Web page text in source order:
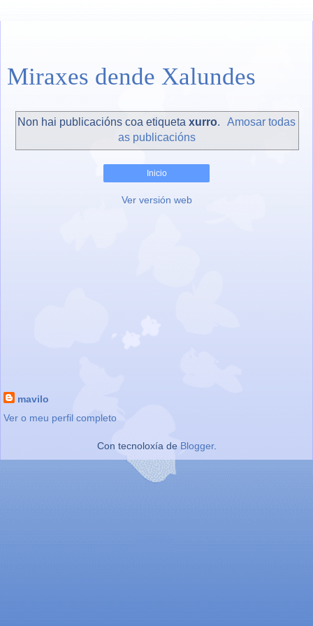
Miraxes dende Xalundes
Non hai publicacións coa etiqueta xurro.
Amosar todas
as publicacións
Inicio
Ver versión web
mavilo
Ver o meu perfil completo
Con tecnoloxía de Blogger.